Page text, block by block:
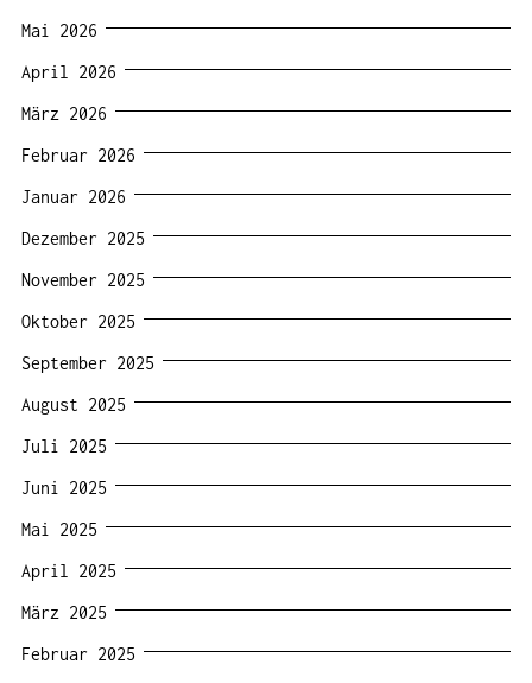
Mai 2026
April 2026
März 2026
Februar 2026
Januar 2026
Dezember 2025
November 2025
Oktober 2025
September 2025
August 2025
Juli 2025
Juni 2025
Mai 2025
April 2025
März 2025
Februar 2025